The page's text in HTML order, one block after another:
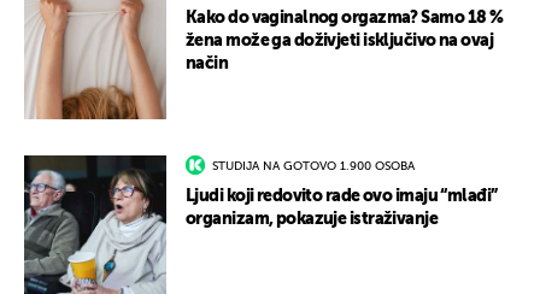
Kako do vaginalnog orgazma? Samo 18 %
žena može ga doživjeti isključivo na ovaj
način
STUDIJA NA GOTOVO 1.900 OSOBA
Ljudi koji redovito rade ovo imaju “mlađi”
organizam, pokazuje istraživanje